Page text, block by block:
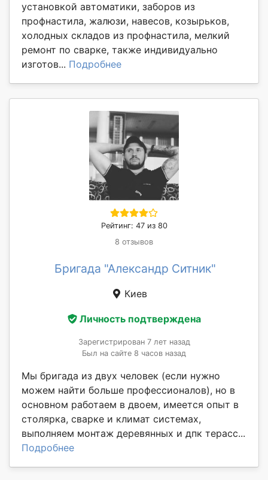
установкой автоматики, заборов из
профнастила, жалюзи, навесов, козырьков,
холодных складов из профнастила, мелкий
ремонт по сварке, также индивидуально
изготов... Подробнее
Рейтинг: 47 из 80
8 отзывов
Бригада "Александр Ситник"
Киев
Личность подтверждена
Зарегистрирован 7 лет назад
Был на сайте 8 часов назад
Мы бригада из двух человек (если нужно
можем найти больше профессионалов), но в
основном работаем в двоем, имеется опыт в
столярка, сварке и климат системах,
выполняем монтаж деревянных и дпк терасс...
Подробнее